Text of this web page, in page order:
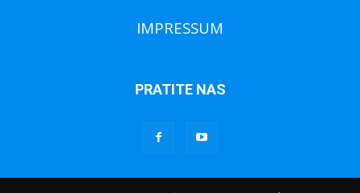
IMPRESSUM
PRATITE NAS